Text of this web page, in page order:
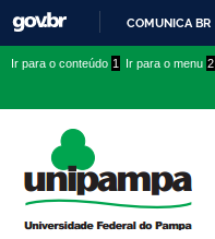
COMUNICA BR
conteúdo
menu
superior
menu
Ir para o conteúdo 1 Ir para o menu 2